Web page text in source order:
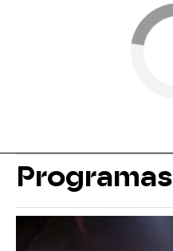
Programas